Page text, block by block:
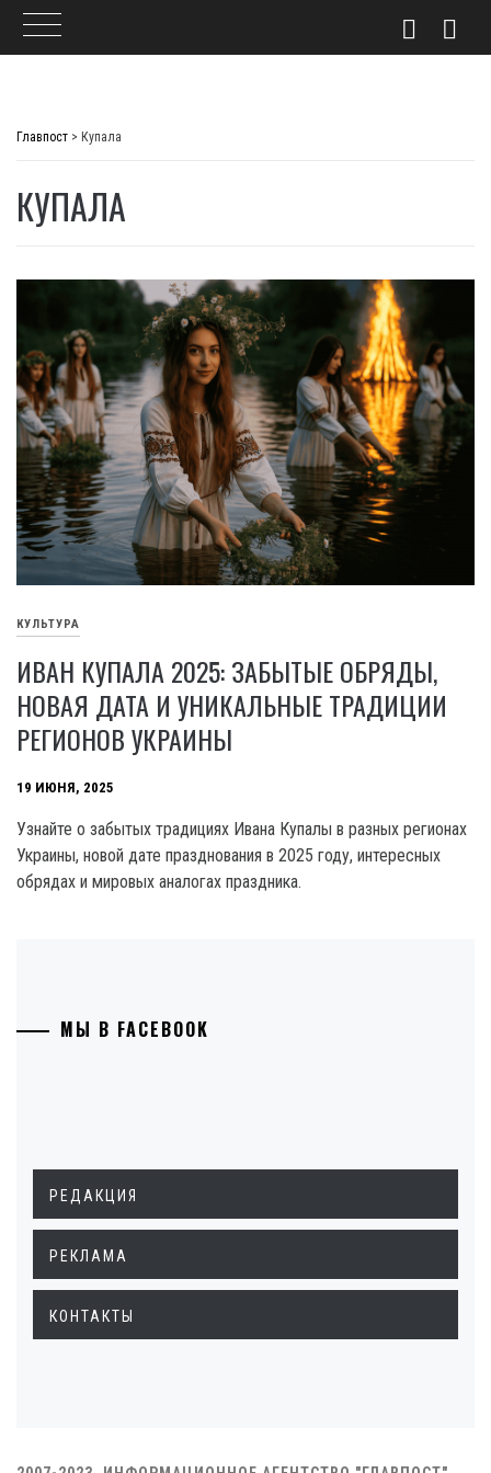
Главпост > Купала
КУПАЛА
КУЛЬТУРА
ИВАН КУПАЛА 2025: ЗАБЫТЫЕ ОБРЯДЫ,
НОВАЯ ДАТА И УНИКАЛЬНЫЕ ТРАДИЦИИ
РЕГИОНОВ УКРАИНЫ
19 ИЮНЯ, 2025
Узнайте о забытых традициях Ивана Купалы в разных регионах
Украины, новой дате празднования в 2025 году, интересных
обрядах и мировых аналогах праздника.
МЫ В FACEBOOK
РЕДАКЦИЯ
РЕКЛАМА
КОНТАКТЫ